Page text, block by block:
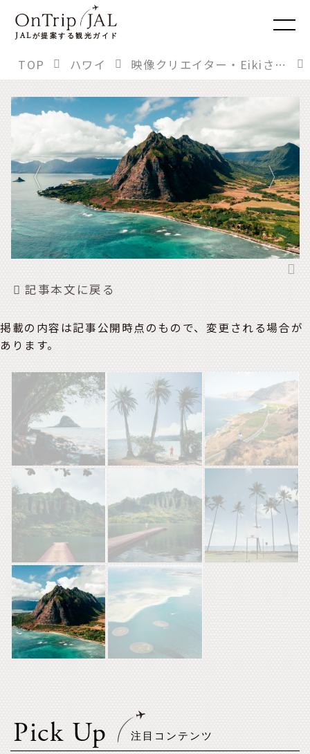
JALが提案する観光ガイド
TOP ハワイ 映像クリエイター・Eikiさんに聞く。「もう一度行きたい！」あの旅先
記事本文に戻る
掲載の内容は記事公開時点のもので、変更される場合が
あります。
Pick Up